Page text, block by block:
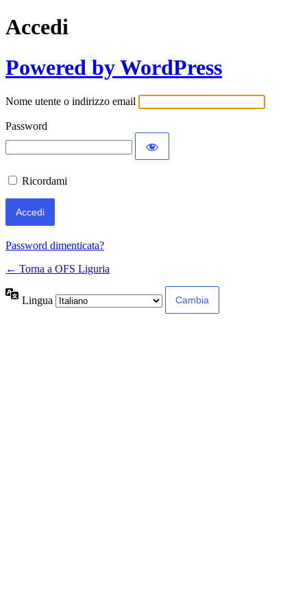
Accedi
Powered by WordPress
Nome utente o indirizzo email
Password
Ricordami
Password dimenticata?
← Torna a OFS Liguria
Lingua